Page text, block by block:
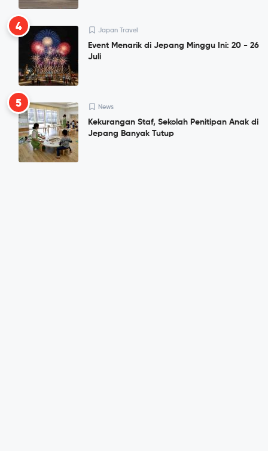
4 Japan Travel
Event Menarik di Jepang Minggu Ini: 20 - 26
Juli
5 News
Kekurangan Staf, Sekolah Penitipan Anak di
Jepang Banyak Tutup